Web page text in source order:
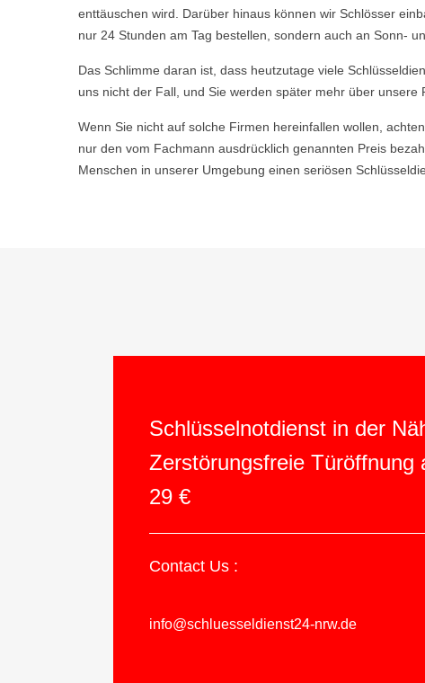
enttäuschen wird. Darüber hinaus können wir Schlösser
nur 24 Stunden am Tag bestellen, sondern auch an Sonn-
Das Schlimme daran ist, dass heutzutage viele
uns nicht der Fall, und Sie werden später mehr über unsere
Wenn Sie nicht auf solche Firmen hereinfallen wollen,
nur den vom Fachmann ausdrücklich genannten Preis
Menschen in unserer Umgebung einen seriösen
Schlüsselnotdienst in der
Zerstörungsfreie Türöffnung
29 €
Contact Us :
info@schluesseldienst24-nrw.de